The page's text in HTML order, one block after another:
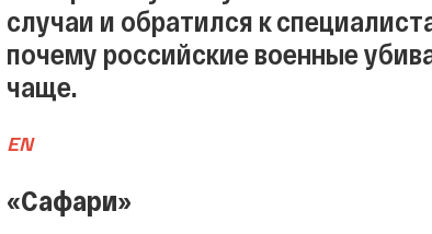
случаи и обратился к
почему российские военные
чаще.
EN
«Сафари»